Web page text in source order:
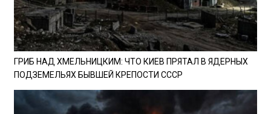
ГРИБ НАД ХМЕЛЬНИЦКИМ: ЧТО КИЕВ ПРЯТАЛ В ЯДЕРНЫХ
ПОДЗЕМЕЛЬЯХ БЫВШЕЙ КРЕПОСТИ СССР